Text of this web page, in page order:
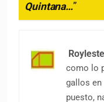
Quintana…”
como lo
gallos en
puesto,